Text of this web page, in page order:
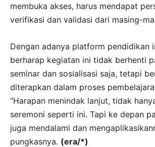
membuka akses, harus mendapat
verifikasi dan validasi dari masing-
Dengan adanya platform pendidikan
berharap kegiatan ini tidak berhenti
seminar dan sosialisasi saja, tetapi
diterapkan dalam proses
“Harapan menindak lanjut, tidak
seremoni seperti ini. Tapi ke depan
juga mendalami dan
pungkasnya. (era/*)